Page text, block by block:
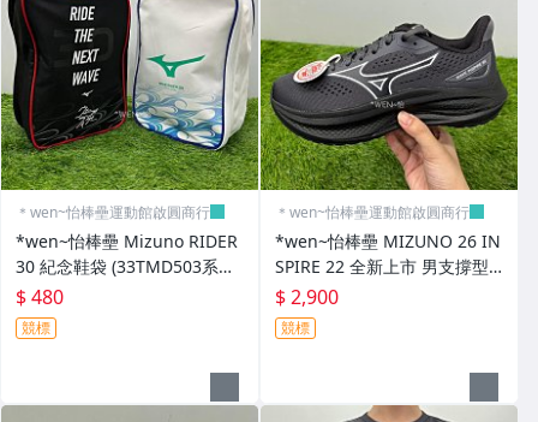
＊wen~怡棒壘運動館啟圓商行
*wen~怡棒壘 Mizuno RIDER
30 紀念鞋袋 (33TMD503系列)
現貨特價中 下單前先詢問
$ 480
競標
＊wen~怡棒壘運動館啟圓商行
*wen~怡棒壘 MIZUNO 26 IN
SPIRE 22 全新上市 男支撐型
慢跑鞋 (J1GC264556)現貨特價
$ 2,900
競標